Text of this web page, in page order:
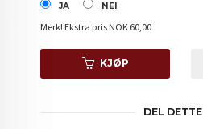
JA
NEI
Merk! Ekstra pris NOK 60,00
KJØP
DEL DETTE